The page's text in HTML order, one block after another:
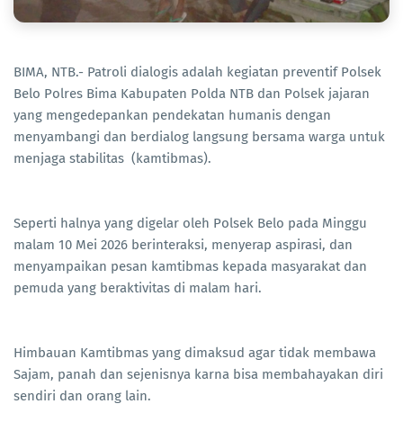
BIMA, NTB.- Patroli dialogis adalah kegiatan preventif Polsek
Belo Polres Bima Kabupaten Polda NTB dan Polsek jajaran
yang mengedepankan pendekatan humanis dengan
menyambangi dan berdialog langsung bersama warga untuk
menjaga stabilitas (kamtibmas).
Seperti halnya yang digelar oleh Polsek Belo pada Minggu
malam 10 Mei 2026 berinteraksi, menyerap aspirasi, dan
menyampaikan pesan kamtibmas kepada masyarakat dan
pemuda yang beraktivitas di malam hari.
Himbauan Kamtibmas yang dimaksud agar tidak membawa
Sajam, panah dan sejenisnya karna bisa membahayakan diri
sendiri dan orang lain.